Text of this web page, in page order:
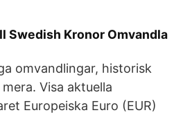
Swedish Kronor Omvandla
omvandlingar, historisk
Visa aktuella
Europeiska Euro (EUR)